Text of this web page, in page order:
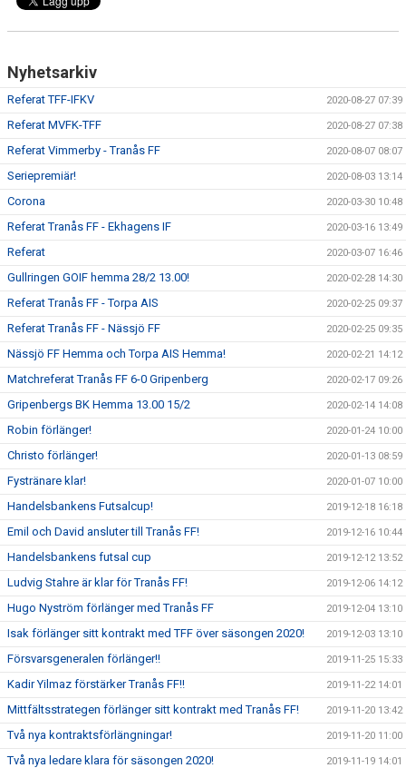
Nyhetsarkiv
Referat TFF-IFKV 2020-08-27 07:39
Referat MVFK-TFF 2020-08-27 07:38
Referat Vimmerby - Tranås FF 2020-08-07 08:07
Seriepremiär! 2020-08-03 13:14
Corona 2020-03-30 10:48
Referat Tranås FF - Ekhagens IF 2020-03-16 13:49
Referat 2020-03-07 16:46
Gullringen GOIF hemma 28/2 13.00! 2020-02-28 14:30
Referat Tranås FF - Torpa AIS 2020-02-25 09:37
Referat Tranås FF - Nässjö FF 2020-02-25 09:35
Nässjö FF Hemma och Torpa AIS Hemma! 2020-02-21 14:12
Matchreferat Tranås FF 6-0 Gripenberg 2020-02-17 09:26
Gripenbergs BK Hemma 13.00 15/2 2020-02-14 14:08
Robin förlänger! 2020-01-24 10:00
Christo förlänger! 2020-01-13 08:59
Fystränare klar! 2020-01-07 10:00
Handelsbankens Futsalcup! 2019-12-18 16:18
Emil och David ansluter till Tranås FF! 2019-12-16 10:44
Handelsbankens futsal cup 2019-12-12 13:52
Ludvig Stahre är klar för Tranås FF! 2019-12-06 14:12
Hugo Nyström förlänger med Tranås FF 2019-12-04 13:10
Isak förlänger sitt kontrakt med TFF över säsongen 2020! 2019-12-03 13:10
Försvarsgeneralen förlänger!! 2019-11-25 15:33
Kadir Yilmaz förstärker Tranås FF!! 2019-11-22 14:01
Mittfältsstrategen förlänger sitt kontrakt med Tranås FF! 2019-11-20 13:42
Två nya kontraktsförlängningar! 2019-11-20 11:00
Två nya ledare klara för säsongen 2020! 2019-11-19 14:01